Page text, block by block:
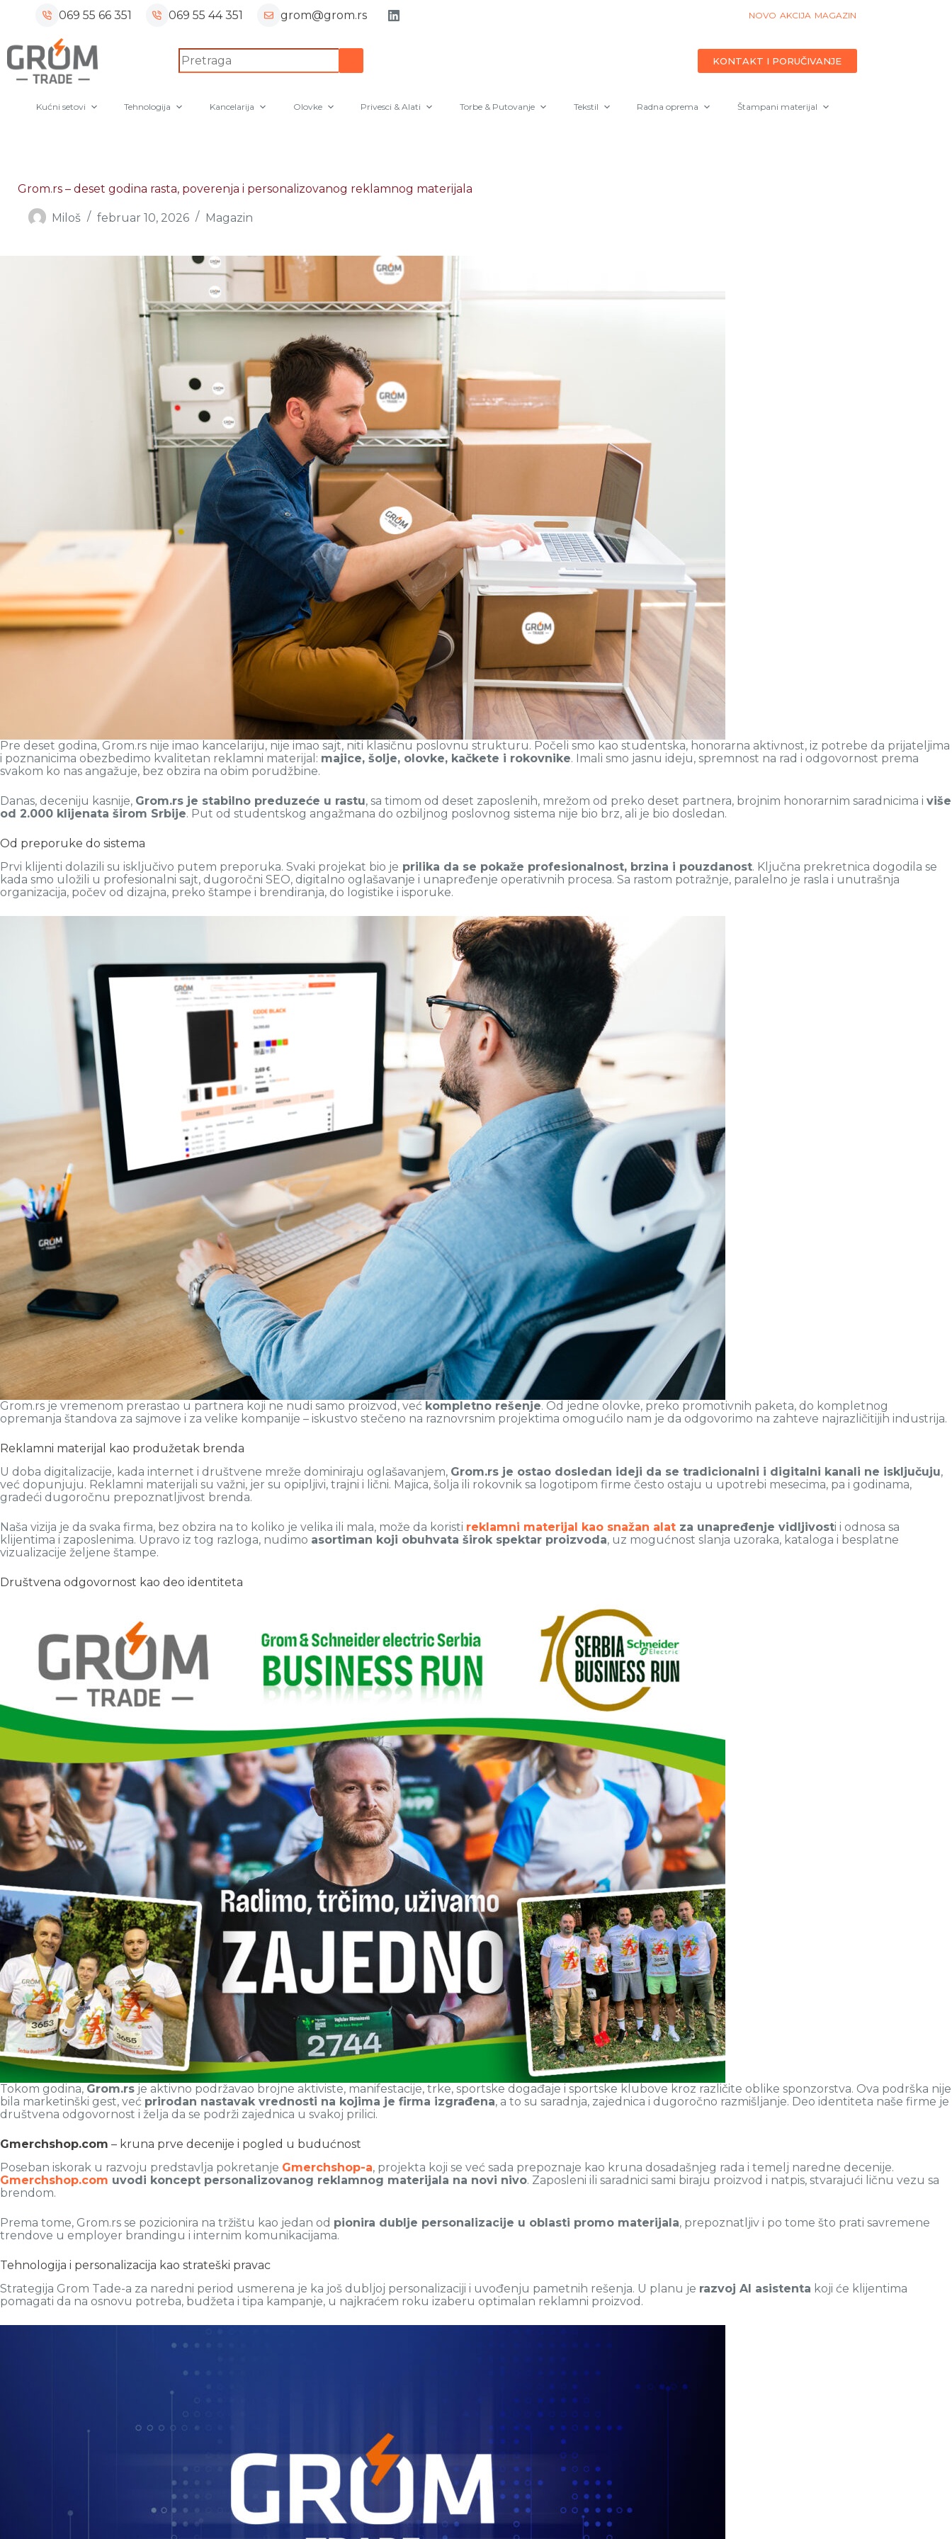
069 55 66 351 069 55 44 351 grom@grom.rs NOVO AKCIJA MAGAZIN
No
results
KONTAKT I PORUČIVANJE
Kućni setovi Tehnologija Kancelarija Olovke Privesci & Alati Torbe & Putovanje Tekstil Radna oprema Štampani materijal
Grom.rs – deset godina rasta, poverenja i personalizovanog reklamnog materijala
Miloš februar 10, 2026 Magazin
Pre deset godina, Grom.rs nije imao kancelariju, nije imao sajt, niti klasičnu poslovnu strukturu. Počeli smo kao studentska, honorarna aktivnost, iz potrebe da prijateljima
i poznanicima obezbedimo kvalitetan reklamni materijal: majice, šolje, olovke, kačkete i rokovnike. Imali smo jasnu ideju, spremnost na rad i odgovornost prema
svakom ko nas angažuje, bez obzira na obim porudžbine.
Danas, deceniju kasnije, Grom.rs je stabilno preduzeće u rastu, sa timom od deset zaposlenih, mrežom od preko deset partnera, brojnim honorarnim saradnicima i više
od 2.000 klijenata širom Srbije. Put od studentskog angažmana do ozbiljnog poslovnog sistema nije bio brz, ali je bio dosledan.
Od preporuke do sistema
Prvi klijenti dolazili su isključivo putem preporuka. Svaki projekat bio je prilika da se pokaže profesionalnost, brzina i pouzdanost. Ključna prekretnica dogodila se
kada smo uložili u profesionalni sajt, dugoročni SEO, digitalno oglašavanje i unapređenje operativnih procesa. Sa rastom potražnje, paralelno je rasla i unutrašnja
organizacija, počev od dizajna, preko štampe i brendiranja, do logistike i isporuke.
Grom.rs je vremenom prerastao u partnera koji ne nudi samo proizvod, već kompletno rešenje. Od jedne olovke, preko promotivnih paketa, do kompletnog
opremanja štandova za sajmove i za velike kompanije – iskustvo stečeno na raznovrsnim projektima omogućilo nam je da odgovorimo na zahteve najrazličitijih industrija.
Reklamni materijal kao produžetak brenda
U doba digitalizacije, kada internet i društvene mreže dominiraju oglašavanjem, Grom.rs je ostao dosledan ideji da se tradicionalni i digitalni kanali ne isključuju,
već dopunjuju. Reklamni materijali su važni, jer su opipljivi, trajni i lični. Majica, šolja ili rokovnik sa logotipom firme često ostaju u upotrebi mesecima, pa i godinama,
gradeći dugoročnu prepoznatljivost brenda.
Naša vizija je da svaka firma, bez obzira na to koliko je velika ili mala, može da koristi reklamni materijal kao snažan alat za unapređenje vidljivosti i odnosa sa
klijentima i zaposlenima. Upravo iz tog razloga, nudimo asortiman koji obuhvata širok spektar proizvoda, uz mogućnost slanja uzoraka, kataloga i besplatne
vizualizacije željene štampe.
Društvena odgovornost kao deo identiteta
Tokom godina, Grom.rs je aktivno podržavao brojne aktiviste, manifestacije, trke, sportske događaje i sportske klubove kroz različite oblike sponzorstva. Ova podrška nije
bila marketinški gest, već prirodan nastavak vrednosti na kojima je firma izgrađena, a to su saradnja, zajednica i dugoročno razmišljanje. Deo identiteta naše firme je
društvena odgovornost i želja da se podrži zajednica u svakoj prilici.
Gmerchshop.com – kruna prve decenije i pogled u budućnost
Poseban iskorak u razvoju predstavlja pokretanje Gmerchshop-a, projekta koji se već sada prepoznaje kao kruna dosadašnjeg rada i temelj naredne decenije.
Gmerchshop.com uvodi koncept personalizovanog reklamnog materijala na novi nivo. Zaposleni ili saradnici sami biraju proizvod i natpis, stvarajući ličnu vezu sa
brendom.
Prema tome, Grom.rs se pozicionira na tržištu kao jedan od pionira dublje personalizacije u oblasti promo materijala, prepoznatljiv i po tome što prati savremene
trendove u employer brandingu i internim komunikacijama.
Tehnologija i personalizacija kao strateški pravac
Strategija Grom Tade-a za naredni period usmerena je ka još dubljoj personalizaciji i uvođenju pametnih rešenja. U planu je razvoj AI asistenta koji će klijentima
pomagati da na osnovu potreba, budžeta i tipa kampanje, u najkraćem roku izaberu optimalan reklamni proizvod.